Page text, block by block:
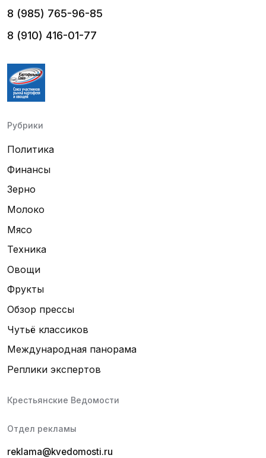
8 (985) 765-96-85
8 (910) 416-01-77
Рубрики
Политика
Финансы
Зерно
Молоко
Мясо
Техника
Овощи
Фрукты
Обзор прессы
Чутьё классиков
Международная панорама
Реплики экспертов
Крестьянские Ведомости
Отдел рекламы
reklama@kvedomosti.ru